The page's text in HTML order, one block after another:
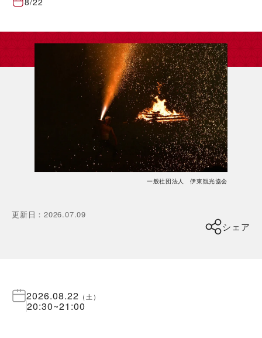
一般社団法人 伊東観光協会
更新日 ：2026.07.09
シェア
2026.08.22 （ 土 ）
20:30~21:00